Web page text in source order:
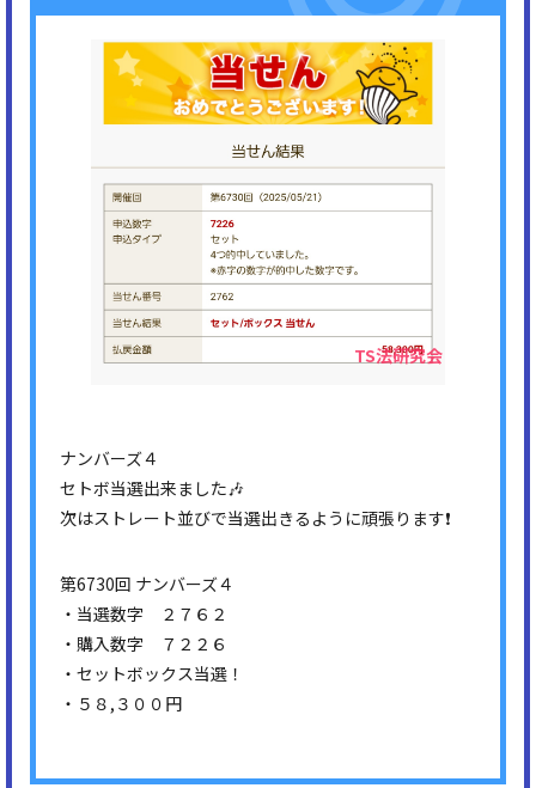
ナンバーズ４
セトボ当選出来ました🎶
次はストレート並びで当選出きるように頑張ります❗
第6730回 ナンバーズ４
・当選数字 ２７６２
・購入数字 ７２２６
・セットボックス当選！
・５８,３００円